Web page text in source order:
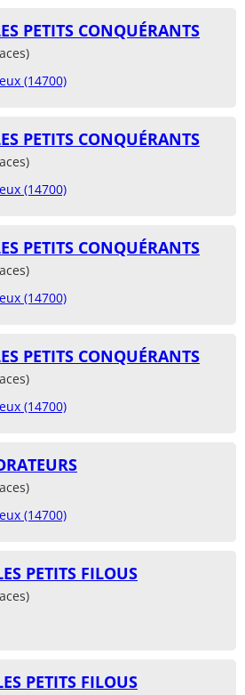
PETITS CONQUÉRANTS
(14700)
PETITS CONQUÉRANTS
(14700)
PETITS CONQUÉRANTS
(14700)
PETITS CONQUÉRANTS
(14700)
(14700)
PETITS FILOUS
PETITS FILOUS